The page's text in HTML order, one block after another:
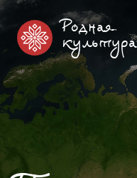
Родная
культура